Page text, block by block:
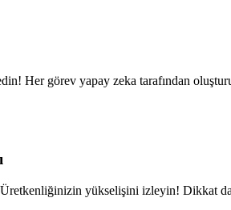
Her görev yapay zeka tarafından
Üretkenliğinizin yükselişini izleyin! Dikkat